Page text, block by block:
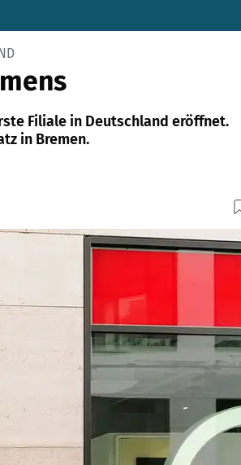
Filiale in Deutschland eröffnet.
in Bremen.